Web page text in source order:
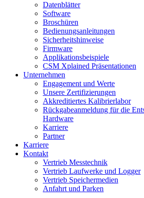
Datenblätter
Software
Broschüren
Bedienungsanleitungen
Sicherheitshinweise
Firmware
Applikationsbeispiele
CSM Xplained Präsentationen
Unternehmen
Engagement und Werte
Unsere Zertifizierungen
Akkreditiertes Kalibrierlabor
Rückgabeanmeldung für die
Hardware
Karriere
Partner
Karriere
Kontakt
Vertrieb Messtechnik
Vertrieb Laufwerke und Logger
Vertrieb Speichermedien
Anfahrt und Parken